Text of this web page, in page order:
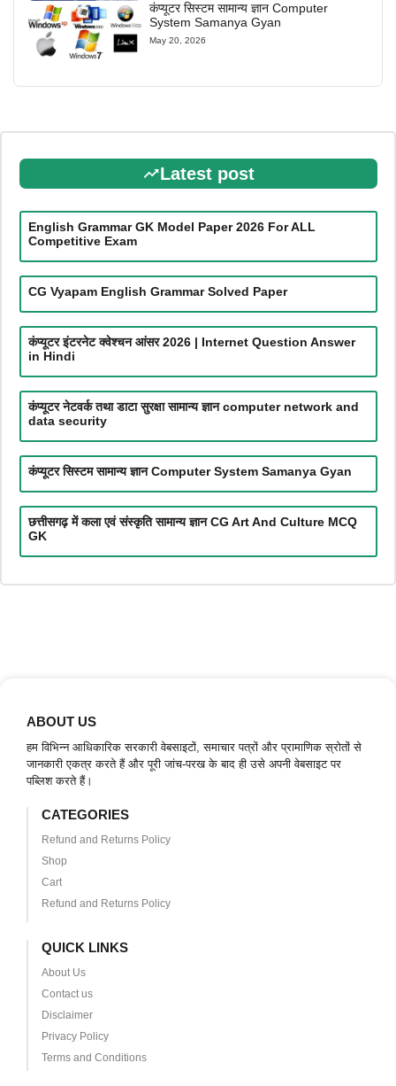
कंप्यूटर सिस्टम सामान्य ज्ञान Computer
System Samanya Gyan
May 20, 2026
Latest post
English Grammar GK Model Paper 2026 For ALL
Competitive Exam
CG Vyapam English Grammar Solved Paper
कंप्यूटर इंटरनेट क्वेश्चन आंसर 2026 | Internet Question Answer
in Hindi
कंप्यूटर नेटवर्क तथा डाटा सुरक्षा सामान्य ज्ञान computer network and
data security
कंप्यूटर सिस्टम सामान्य ज्ञान Computer System Samanya Gyan
छत्तीसगढ़ में कला एवं संस्कृति सामान्य ज्ञान CG Art And Culture MCQ
GK
ABOUT US
हम विभिन्न आधिकारिक सरकारी वेबसाइटों, समाचार पत्रों और प्रामाणिक स्रोतों से
जानकारी एकत्र करते हैं और पूरी जांच-परख के बाद ही उसे अपनी वेबसाइट पर
पब्लिश करते हैं।
CATEGORIES
Refund and Returns Policy
Shop
Cart
Refund and Returns Policy
QUICK LINKS
About Us
Contact us
Disclaimer
Privacy Policy
Terms and Conditions